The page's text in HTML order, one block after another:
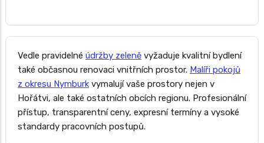
Vedle pravidelné údržby zeleně vyžaduje kvalitní bydlení
také občasnou renovaci vnitřních prostor. Malíři pokojů
z okresu Nymburk vymalují vaše prostory nejen v
Hořátvi, ale také ostatních obcích regionu. Profesionální
přístup, transparentní ceny, expresní termíny a vysoké
standardy pracovních postupů.